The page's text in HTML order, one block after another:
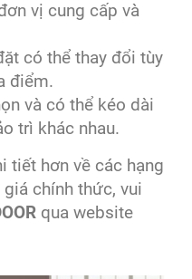
vị cung cấp và
có thể thay đổi tùy
điểm.
và có thể kéo dài
trì khác nhau.
tiết hơn về các hạng
chính thức, vui
qua website